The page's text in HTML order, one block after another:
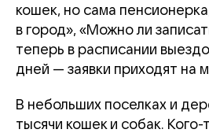
кошек, но сама
в город», «Можно ли
теперь в расписании
дней — заявки приходят на
В небольших поселках и
тысячи кошек и собак.